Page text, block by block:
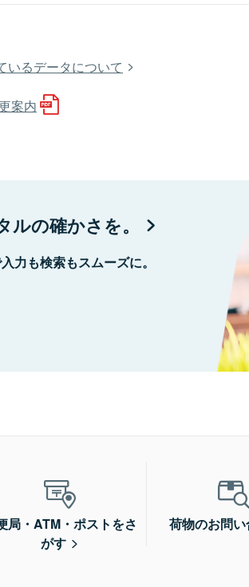
いるデータについて
案内
ルの確かさを。
力も検索もスムーズに。
局・ATM・ポストをさ
がす
荷物のお問